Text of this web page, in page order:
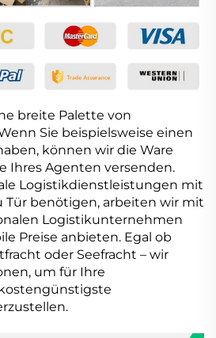
breite Palette von
Sie beispielsweise einen
können wir die Ware
Ihres Agenten versenden.
Logistikdienstleistungen mit
Tür benötigen, arbeiten wir mit
Logistikunternehmen
Preise anbieten. Egal ob
oder Seefracht – wir
um für Ihre